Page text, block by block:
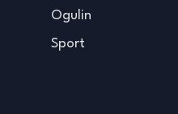
Ogulin
Sport